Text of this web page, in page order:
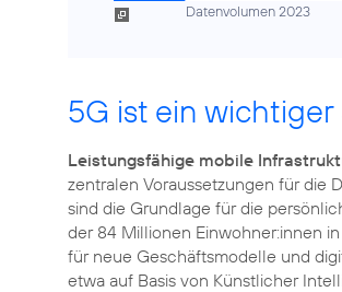
Datenvolumen 2023
5G ist ein
Leistungsfähige mobile
zentralen Voraussetzungen für die
sind die Grundlage für die
der 84 Millionen Einwohner:innen
für neue Geschäftsmodelle und
etwa auf Basis von Künstlicher